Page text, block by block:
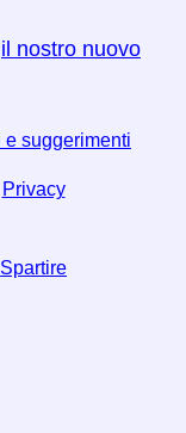
il nostro nuovo
e suggerimenti
Privacy
Spartire